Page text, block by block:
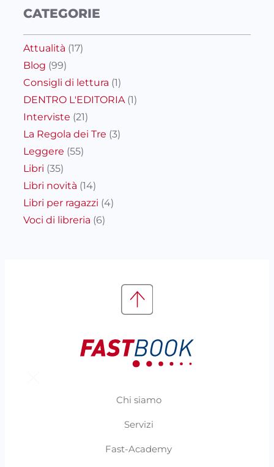
CATEGORIE
Attualità (17)
Blog (99)
Consigli di lettura (1)
DENTRO L'EDITORIA(1)
Interviste (21)
La Regola dei Tre (3)
Leggere (55)
Libri (35)
Libri novità (14)
Libri per ragazzi (4)
Voci di libreria (6)
Chi siamo
Servizi
Fast-Academy